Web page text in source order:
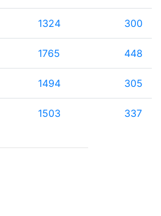
1324 300
1765 448
1494 305
1503 337